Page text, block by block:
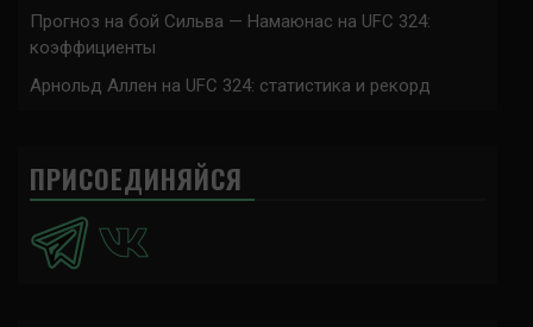
Прогноз на бой Сильва — Намаюнас на UFC 324:
коэффициенты
Арнольд Аллен на UFC 324: статистика и рекорд
ПРИСОЕДИНЯЙСЯ